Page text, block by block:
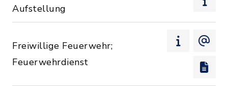
Aufstellung
Freiwillige Feuerwehr;
Feuerwehrdienst